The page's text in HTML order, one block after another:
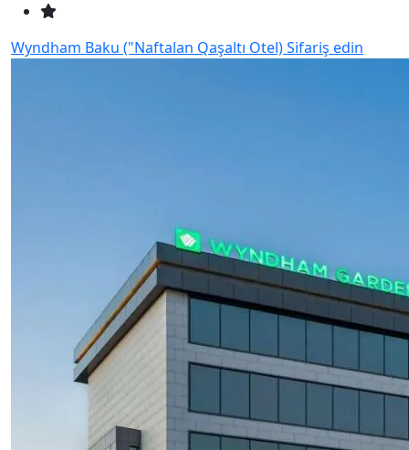
Wyndham Baku ("Naftalan Qaşaltı Otel)Sifariş edin